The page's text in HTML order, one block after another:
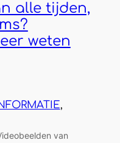
alle tijden,
weten
van